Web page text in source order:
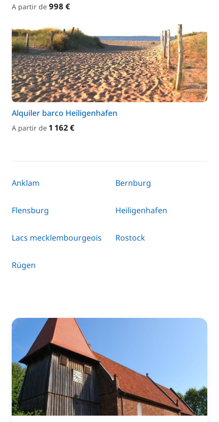
A partir de 998 €
Alquiler barco Heiligenhafen
A partir de 1 162 €
Anklam Bernburg
Flensburg Heiligenhafen
Lacs mecklembourgeois Rostock
Rügen